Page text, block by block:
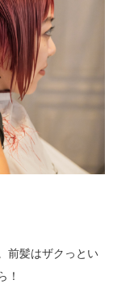
前髪はザクっとい
！